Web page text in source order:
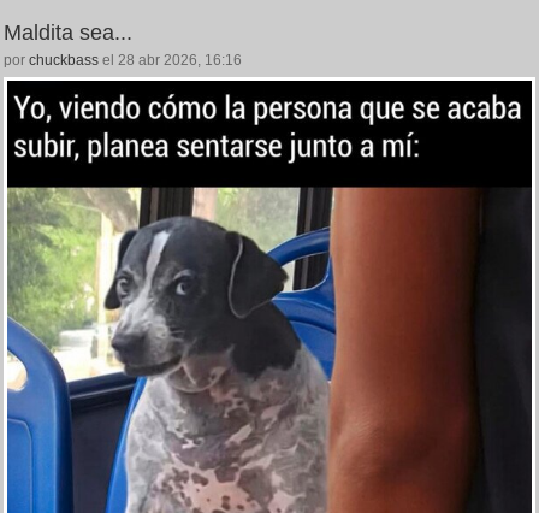
Maldita sea...
por chuckbass el 28 abr 2026, 16:16